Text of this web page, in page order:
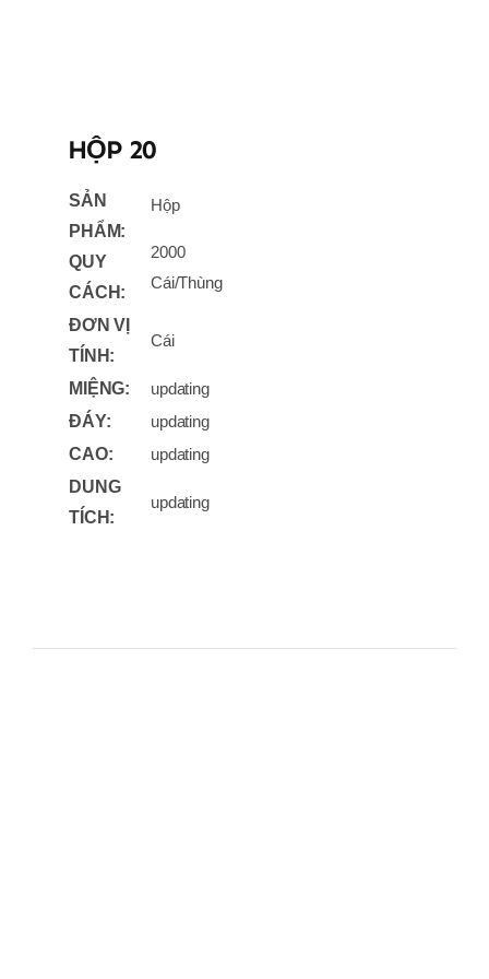
HỘP 20
SẢN
PHẨM:
QUY
CÁCH:
Hộp
2000
Cái/Thùng
ĐƠN VỊ
TÍNH:
Cái
MIỆNG:
updating
ĐÁY:
updating
CAO:
updating
DUNG
TÍCH:
updating